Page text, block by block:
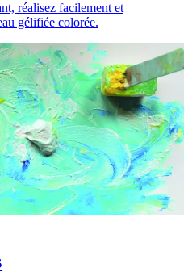
réalisez facilement et
gélifiée colorée.